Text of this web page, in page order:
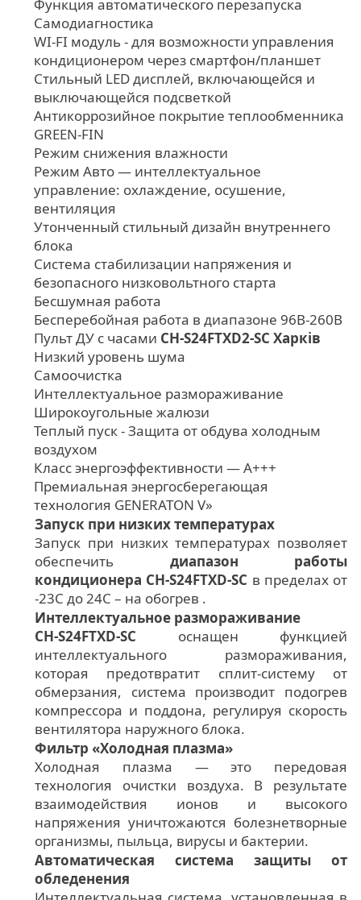
Функция автоматического перезапуска
Самодиагностика
WI-FI модуль - для возможности управления
кондиционером через смартфон/планшет
Стильный LED дисплей, включающейся и
выключающейся подсветкой
Антикоррозийное покрытие теплообменника
GREEN-FIN
Режим снижения влажности
Режим Авто — интеллектуальное
управление: охлаждение, осушение,
вентиляция
Утонченный стильный дизайн внутреннего
блока
Система стабилизации напряжения и
безопасного низковольтного старта
Бесшумная работа
Бесперебойная работа в диапазоне 96В-260В
Пульт ДУ с часами CH-S24FTXD2-SC Харків
Низкий уровень шума
Самоочистка
Интеллектуальное размораживание
Широкоугольные жалюзи
Теплый пуск - Защита от обдува холодным
воздухом
Класс энергоэффективности — А+++
Премиальная энергосберегающая
технология GENERATON V»
Запуск при низких температурах
Запуск при низких температурах позволяет
обеспечить диапазон работы
кондиционера CH-S24FTXD-SC в пределах от
-23С до 24С – на обогрев .
Интеллектуальное размораживание
CH-S24FTXD-SC оснащен функцией
интеллектуального размораживания,
которая предотвратит сплит-систему от
обмерзания, система производит подогрев
компрессора и поддона, регулируя скорость
вентилятора наружного блока.
Фильтр «Холодная плазма»
Холодная плазма — это передовая
технология очистки воздуха. В результате
взаимодействия ионов и высокого
напряжения уничтожаются болезнетворные
организмы, пыльца, вирусы и бактерии.
Автоматическая система защиты от
обледенения